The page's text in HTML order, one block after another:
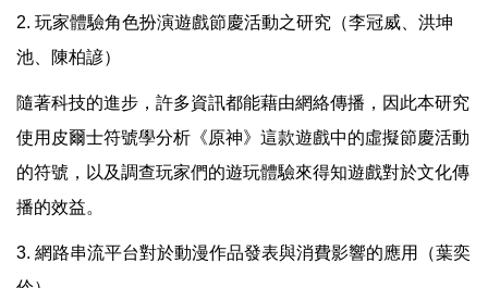
2. 玩家體驗角色扮演遊戲節慶活動之研究（李冠威、洪坤
池、陳柏諺）
隨著科技的進步，許多資訊都能藉由網絡傳播，因此本研究
使用皮爾士符號學分析《原神》這款遊戲中的虛擬節慶活動
的符號，以及調查玩家們的遊玩體驗來得知遊戲對於文化傳
播的效益。
3. 網路串流平台對於動漫作品發表與消費影響的應用（葉奕